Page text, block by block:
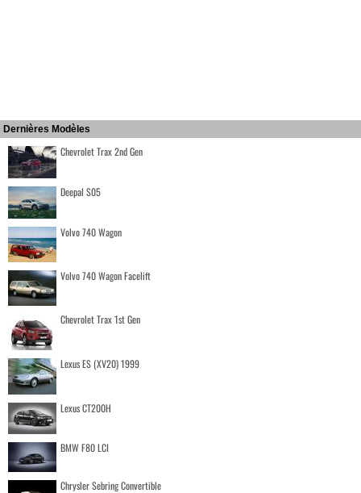
Dernières Modèles
Chevrolet Trax 2nd Gen
Deepal S05
Volvo 740 Wagon
Volvo 740 Wagon Facelift
Chevrolet Trax 1st Gen
Lexus ES (XV20) 1999
Lexus CT200H
BMW F80 LCI
Chrysler Sebring Convertible